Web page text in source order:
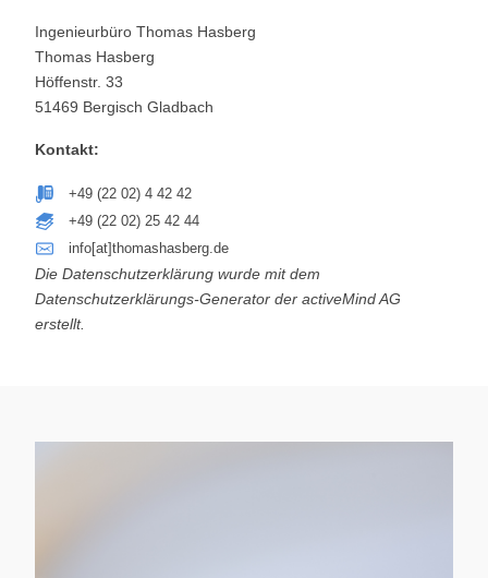
Ingenieurbüro Thomas Hasberg
Thomas Hasberg
Höffenstr. 33
51469 Bergisch Gladbach
Kontakt:
+49 (22 02) 4 42 42
+49 (22 02) 25 42 44
info[at]thomashasberg.de
Die Datenschutzerklärung wurde mit dem
Datenschutzerklärungs-Generator der activeMind AG
erstellt.